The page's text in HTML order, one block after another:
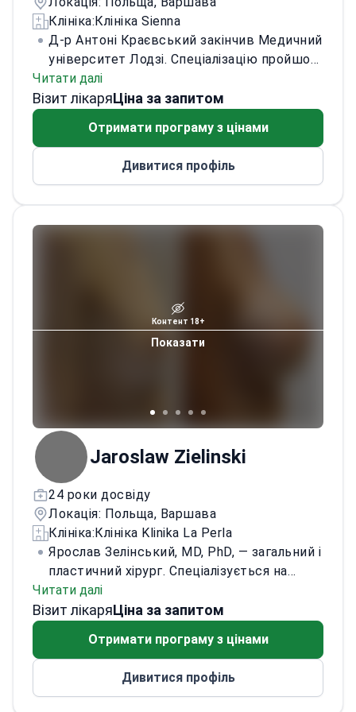
Клініка:Клініка Sienna
Д-р Антоні Краєвський закінчив Медичний
університет Лодзі. Спеціалізацію пройшов
у відділенні загальної, судинної та
онкологічної хірургії Мендзилеського
продовжує там працювати. Його
естетичну медицину та естетичну
симпозіумах.
Ділиться експертними
курси з техніки FUE з пересадки волосся.
Читати далі
Візит лікаряЦіна за запитом
Отримати програму з цінами
Дивитися профіль
Контент 18+
Показати
Jaroslaw Zielinski
24 роки досвіду
Локація: Польща, Варшава
Клініка:Клініка Klinika La Perla
Ярослав Зелінський, MD, PhD, — загальний і
пластичний хірург. Спеціалізується на
контурній пластиці тіла та пластичній
хірургії обличчя. Член Польського
товариства пластичної, реконструктивної
та естетичної хірургії. У 1993 році закінчив
пройшов резидентуру із загальної хірургії
Читати далі
Візит лікаряЦіна за запитом
Отримати програму з цінами
Дивитися профіль